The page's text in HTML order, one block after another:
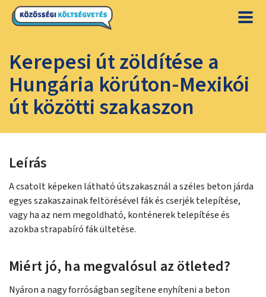
Kerepesi út zöldítése a
Hungária körúton-Mexikói
út közötti szakaszon
Leírás
A csatolt képeken látható útszakasznál a széles beton járda
egyes szakaszainak feltörésével fák és cserjék telepítése,
vagy ha az nem megoldható, konténerek telepítése és
azokba strapabíró fák ültetése.
Miért jó, ha megvalósul az ötleted?
Nyáron a nagy forróságban segítene enyhíteni a beton